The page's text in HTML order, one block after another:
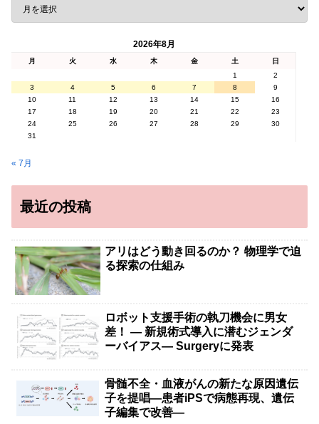
2026年8月
月 火 水 木 金 土
日
1
2
3
4 5 6 7 8
9
10
11 12 13 14 15
16
17
18 19 20 21 22
23
24
25 26 27 28 29
30
31
« 7月
最近の投稿
アリはどう動き回るのか？ 物理学で迫
る探索の仕組み
ロボット支援手術の執刀機会に男女
差！ — 新規術式導入に潜むジェンダ
ーバイアス— Surgeryに発表
骨髄不全・血液がんの新たな原因遺伝
子を提唱―患者iPSで病態再現、遺伝
子編集で改善―